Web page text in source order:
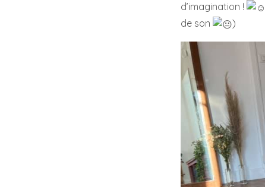
d’imagination !
de son
)